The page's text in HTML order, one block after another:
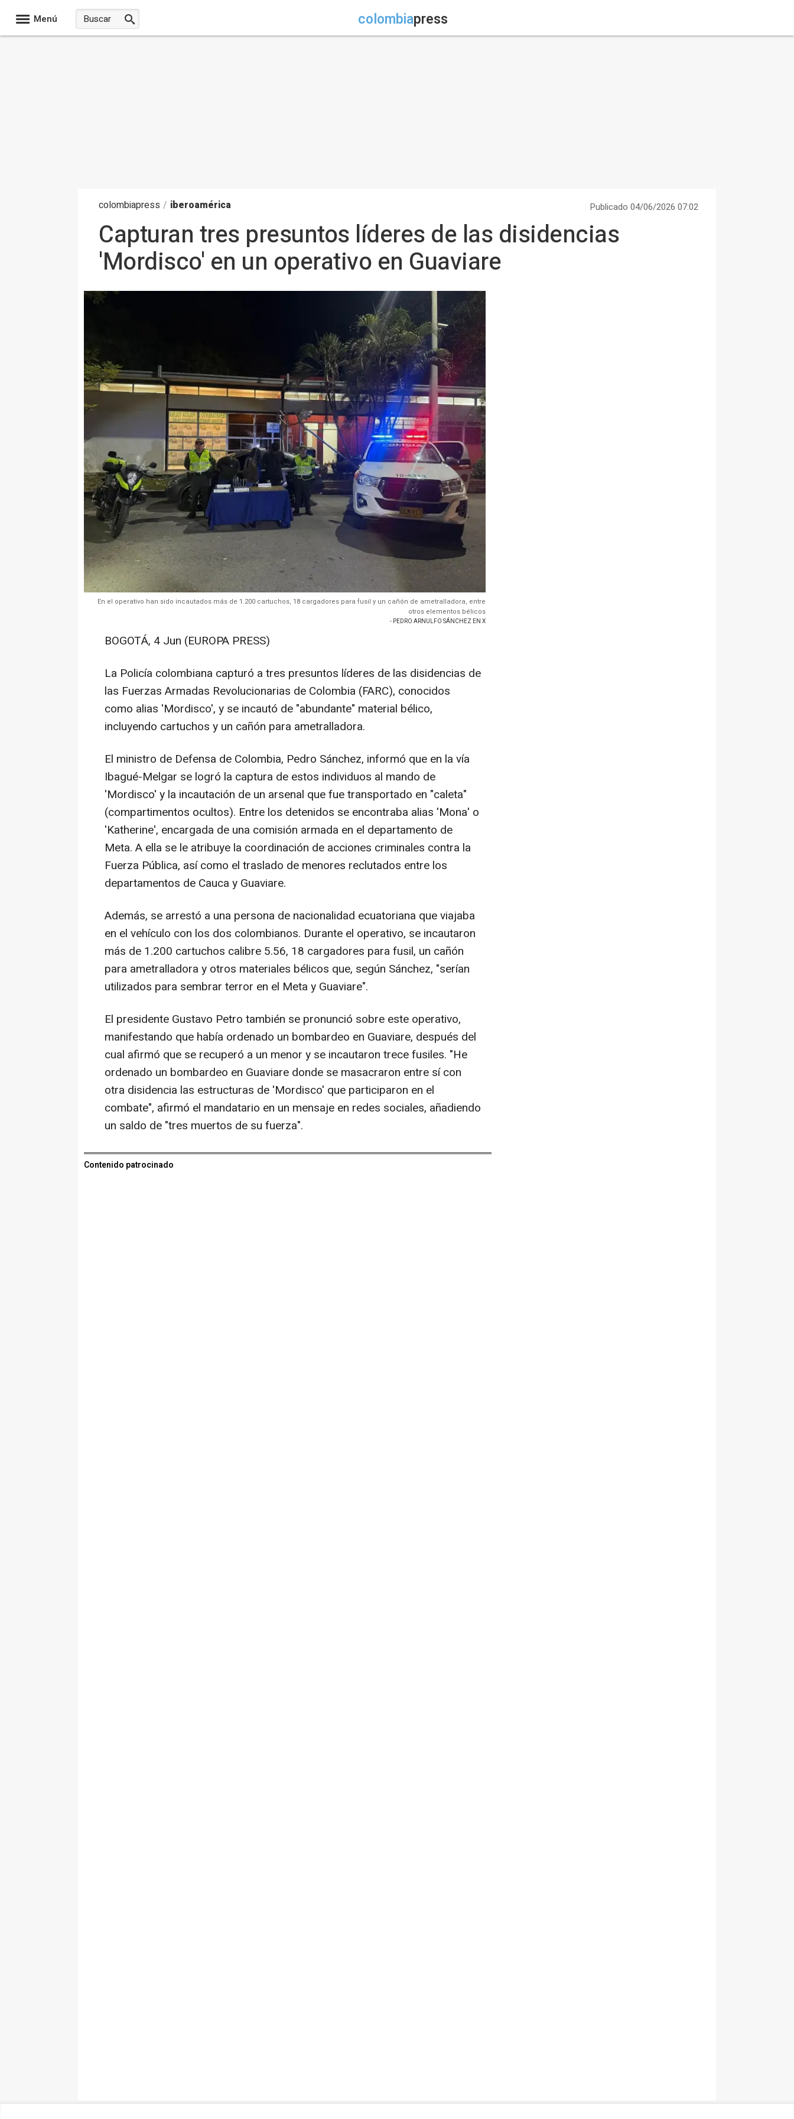
Menú colombiapress
colombiapress / iberoamérica Publicado 04/06/2026 07:02
Capturan tres presuntos líderes de las disidencias
'Mordisco' en un operativo en Guaviare
En el operativo han sido incautados más de 1.200 cartuchos, 18 cargadores para fusil y un cañón de ametralladora, entre
otros elementos bélicos
- PEDRO ARNULFO SÁNCHEZ EN X
BOGOTÁ, 4 Jun (EUROPA PRESS)
La Policía colombiana capturó a tres presuntos líderes de las disidencias de
las Fuerzas Armadas Revolucionarias de Colombia (FARC), conocidos
como alias 'Mordisco', y se incautó de "abundante" material bélico,
incluyendo cartuchos y un cañón para ametralladora.
El ministro de Defensa de Colombia, Pedro Sánchez, informó que en la vía
Ibagué-Melgar se logró la captura de estos individuos al mando de
'Mordisco' y la incautación de un arsenal que fue transportado en "caleta"
(compartimentos ocultos). Entre los detenidos se encontraba alias 'Mona' o
'Katherine', encargada de una comisión armada en el departamento de
Meta. A ella se le atribuye la coordinación de acciones criminales contra la
Fuerza Pública, así como el traslado de menores reclutados entre los
departamentos de Cauca y Guaviare.
Además, se arrestó a una persona de nacionalidad ecuatoriana que viajaba
en el vehículo con los dos colombianos. Durante el operativo, se incautaron
más de 1.200 cartuchos calibre 5.56, 18 cargadores para fusil, un cañón
para ametralladora y otros materiales bélicos que, según Sánchez, "serían
utilizados para sembrar terror en el Meta y Guaviare".
El presidente Gustavo Petro también se pronunció sobre este operativo,
manifestando que había ordenado un bombardeo en Guaviare, después del
cual afirmó que se recuperó a un menor y se incautaron trece fusiles. "He
ordenado un bombardeo en Guaviare donde se masacraron entre sí con
otra disidencia las estructuras de 'Mordisco' que participaron en el
combate", afirmó el mandatario en un mensaje en redes sociales, añadiendo
un saldo de "tres muertos de su fuerza".
Contenido patrocinado